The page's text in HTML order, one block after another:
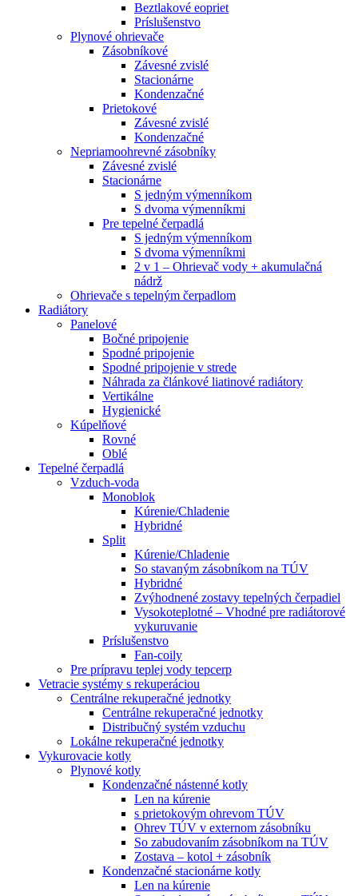
Beztlakové eopriet
Príslušenstvo
Plynové ohrievače
Zásobníkové
Závesné zvislé
Stacionárne
Kondenzačné
Prietokové
Závesné zvislé
Kondenzačné
Nepriamoohrevné zásobníky
Závesné zvislé
Stacionárne
S jedným výmenníkom
S dvoma výmenníkmi
Pre tepelné čerpadlá
S jedným výmenníkom
S dvoma výmenníkmi
2 v 1 – Ohrievač vody + akumulačná
nádrž
Ohrievače s tepelným čerpadlom
Radiátory
Panelové
Bočné pripojenie
Spodné pripojenie
Spodné pripojenie v strede
Náhrada za článkové liatinové radiátory
Vertikálne
Hygienické
Kúpelňové
Rovné
Oblé
Tepelné čerpadlá
Vzduch-voda
Monoblok
Kúrenie/Chladenie
Hybridné
Split
Kúrenie/Chladenie
So stavaným zásobníkom na TÚV
Hybridné
Zvýhodnené zostavy tepelných čerpadiel
Vysokoteplotné – Vhodné pre radiátorové
vykuruvanie
Príslušenstvo
Fan-coily
Pre prípravu teplej vody tepcerp
Vetracie systémy s rekuperáciou
Centrálne rekuperačné jednotky
Centrálne rekuperačné jednotky
Distribučný systém vzduchu
Lokálne rekuperačné jednotky
Vykurovacie kotly
Plynové kotly
Kondenzačné nástenné kotly
Len na kúrenie
s prietokovým ohrevom TÚV
Ohrev TÚV v externom zásobníku
So zabudovaním zásobníkom na TÚV
Zostava – kotol + zásobník
Kondenzačné stacionárne kotly
Len na kúrenie